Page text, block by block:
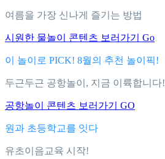
여름을 가장 신나게 즐기는 방법
시원한 물놀이 콘텐츠 보러가기 Go
이 놀이로 PICK! 8월의 추천 놀이픽!
두근두근 공항놀이, 지금 이륙합니다!
공항놀이 콘텐츠 보러가기 GO
원과 초등학교를 잇다
유초이음교육 시작!